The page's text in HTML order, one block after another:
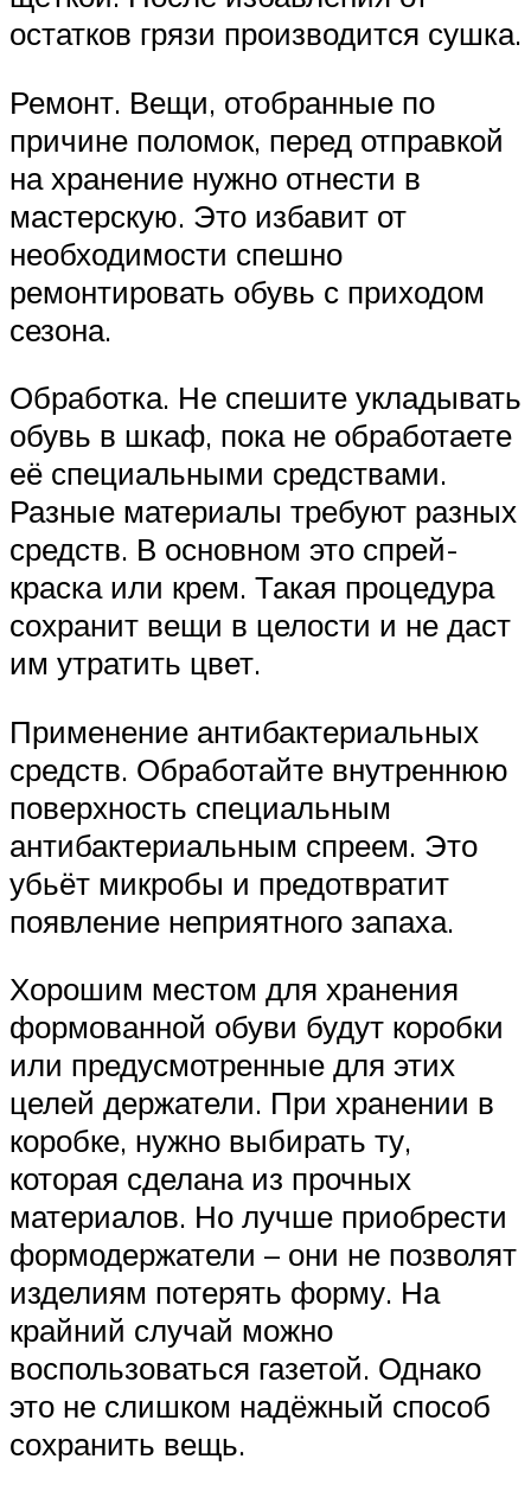
остатков грязи производится сушка.
Ремонт. Вещи, отобранные по
причине поломок, перед отправкой
на хранение нужно отнести в
мастерскую. Это избавит от
необходимости спешно
ремонтировать обувь с приходом
сезона.
Обработка. Не спешите укладывать
обувь в шкаф, пока не обработаете
её специальными средствами.
Разные материалы требуют разных
средств. В основном это спрей-
краска или крем. Такая процедура
сохранит вещи в целости и не даст
им утратить цвет.
Применение антибактериальных
средств. Обработайте внутреннюю
поверхность специальным
антибактериальным спреем. Это
убьёт микробы и предотвратит
появление неприятного запаха.
Хорошим местом для хранения
формованной обуви будут коробки
или предусмотренные для этих
целей держатели. При хранении в
коробке, нужно выбирать ту,
которая сделана из прочных
материалов. Но лучше приобрести
формодержатели – они не позволят
изделиям потерять форму. На
крайний случай можно
воспользоваться газетой. Однако
это не слишком надёжный способ
сохранить вещь.